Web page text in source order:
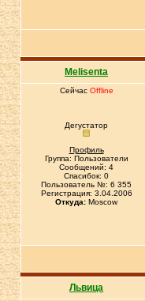
Melisenta
Сейчас Offline
Дегустатор
Профиль
Группа: Пользователи
Сообщений: 4
Спасибок: 0
Пользователь №: 6 355
Регистрация: 3.04.2006
Откуда: Moscow
Львица